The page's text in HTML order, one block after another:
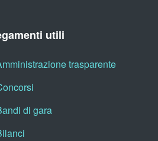
utili
trasparente
di gara